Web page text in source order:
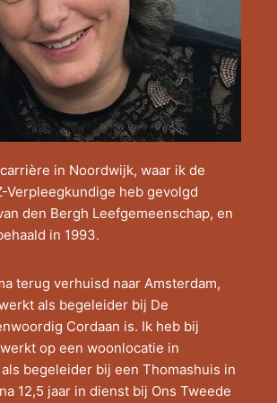
in Noordwijk, waar ik de
Verpleegkundige heb gevolgd
den Bergh Leefgemeenschap, en
in 1993.
terug verhuisd naar Amsterdam,
als begeleider bij De
Cordaan is. Ik heb bij
op een woonlocatie in
begeleider bij een Thomashuis in
12,5 jaar in dienst bij Ons Tweede